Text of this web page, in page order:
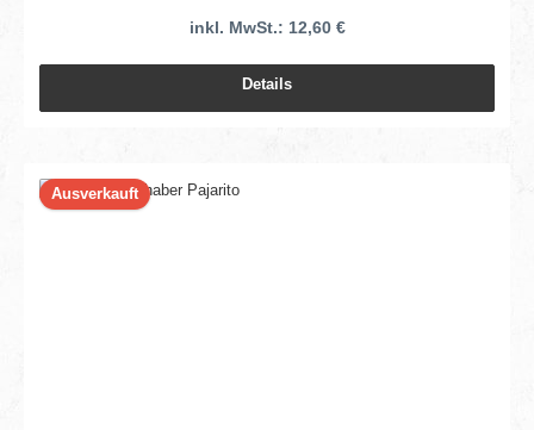
inkl. MwSt.: 12,60 €
Details
Ausverkauft